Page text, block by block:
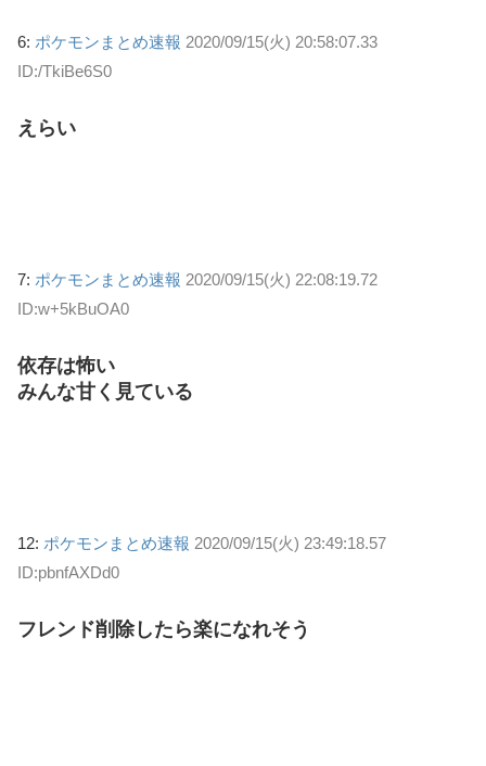
6: ポケモンまとめ速報 2020/09/15(火) 20:58:07.33
ID:/TkiBe6S0
えらい
7: ポケモンまとめ速報 2020/09/15(火) 22:08:19.72
ID:w+5kBuOA0
依存は怖い
みんな甘く見ている
12: ポケモンまとめ速報 2020/09/15(火) 23:49:18.57
ID:pbnfAXDd0
フレンド削除したら楽になれそう